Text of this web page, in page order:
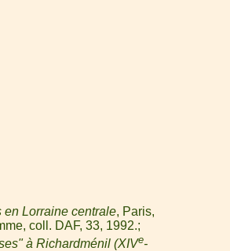
en Lorraine centrale, Paris,
coll. DAF, 33, 1992.
à Richardménil (XIVe-